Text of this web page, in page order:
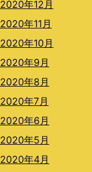
2020年12月
2020年11月
2020年10月
2020年9月
2020年8月
2020年7月
2020年6月
2020年5月
2020年4月